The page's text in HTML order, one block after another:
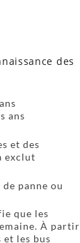
des
ans
et des
exclut
panne ou
que les
À partir
et les bus